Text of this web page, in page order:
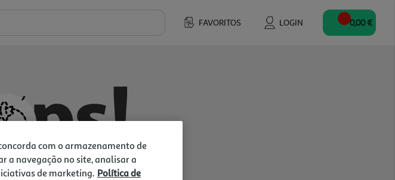
FAVORITOS LOGIN 0,00 €
com o armazenamento de
a navegação no site, analisar a
de marketing. Política de